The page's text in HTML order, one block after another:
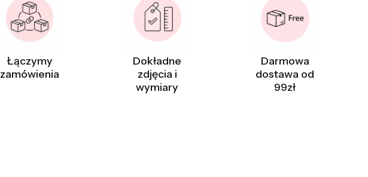
Łączymy
zamówienia
Dokładne
zdjęcia i
wymiary
Darmowa
dostawa od
99zł